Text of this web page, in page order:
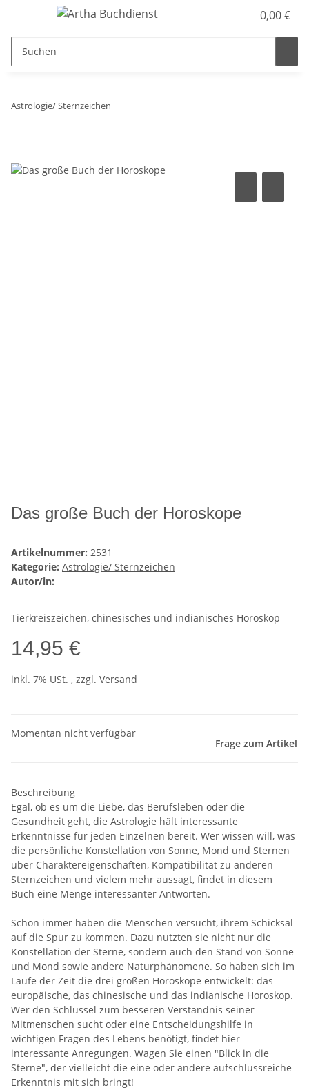
0,00 €
Astrologie/ Sternzeichen
Das große Buch der Horoskope
Artikelnummer: 2531
Kategorie: Astrologie/ Sternzeichen
Autor/in:
Tierkreiszeichen, chinesisches und indianisches Horoskop
14,95 €
inkl. 7% USt. , zzgl. Versand
Momentan nicht verfügbar
Frage zum Artikel
Beschreibung
Egal, ob es um die Liebe, das Berufsleben oder die
Gesundheit geht, die Astrologie hält interessante
Erkenntnisse für jeden Einzelnen bereit. Wer wissen will, was
die persönliche Konstellation von Sonne, Mond und Sternen
über Charaktereigenschaften, Kompatibilität zu anderen
Sternzeichen und vielem mehr aussagt, findet in diesem
Buch eine Menge interessanter Antworten.
Schon immer haben die Menschen versucht, ihrem Schicksal
auf die Spur zu kommen. Dazu nutzten sie nicht nur die
Konstellation der Sterne, sondern auch den Stand von Sonne
und Mond sowie andere Naturphänomene. So haben sich im
Laufe der Zeit die drei großen Horoskope entwickelt: das
europäische, das chinesische und das indianische Horoskop.
Wer den Schlüssel zum besseren Verständnis seiner
Mitmenschen sucht oder eine Entscheidungshilfe in
wichtigen Fragen des Lebens benötigt, findet hier
interessante Anregungen. Wagen Sie einen "Blick in die
Sterne", der vielleicht die eine oder andere aufschlussreiche
Erkenntnis mit sich bringt!